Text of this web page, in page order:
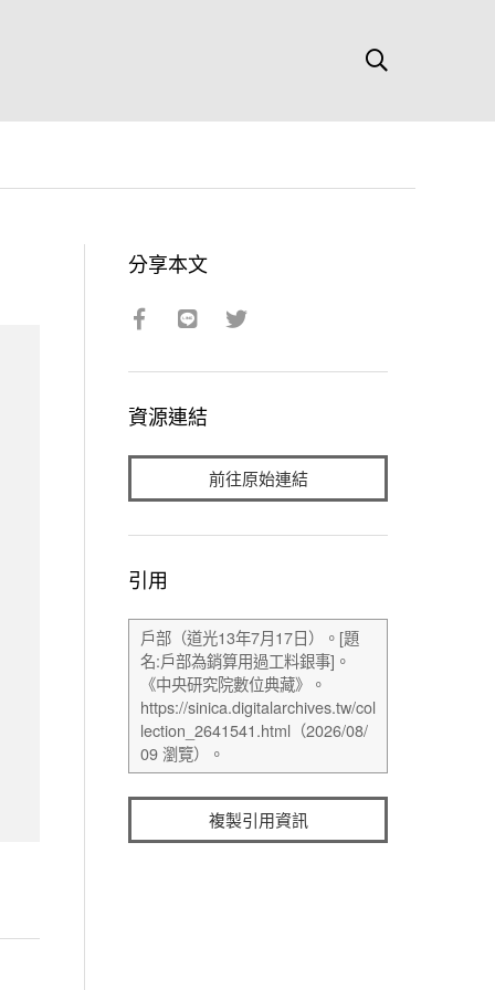
分享本文
資源連結
前往原始連結
引用
複製引用資訊